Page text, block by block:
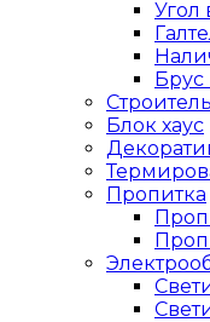
Угол
Блок хаус
Пропитка